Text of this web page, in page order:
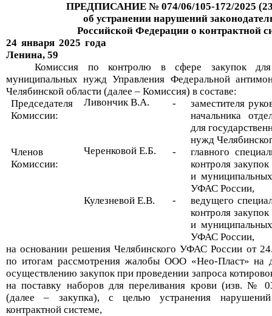
ПРЕДПИСАНИЕ № 074/06/105-172/2025
об устранении нарушений
Российской Федерации о контрактной
24 января 2025 года
Ленина, 59
Комиссия по контролю в сфере закупок для
муниципальных нужд Управления Федеральной
Челябинской области (далее – Комиссия) в составе:
Председателя
Комиссии:
Ливончик В.А. -
заместителя
начальника
для
нужд
Членов
Комиссии:
Черенковой Е.Б. - главного
контроля
и
УФАС России,
Кулезневой Е.В. -
ведущего
контроля
и
УФАС России,
на основании решения Челябинского УФАС России от 24
по итогам рассмотрения жалобы ООО «Нео-Пласт»на
осуществлению закупок при проведении запроса
на поставку наборов для переливания крови (изв. №
(далее – закупка), с целью устранения нарушений
контрактной системе,